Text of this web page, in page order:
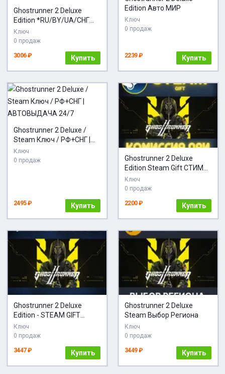
Ghostrunner 2 Deluxe
Edition *RU/BY/UA/СНГ
Steam Auto
Ключ
0 продаж
3006 ₽ Купить
Edition Авто МИР
Ключ
0 продаж
2239 ₽ Купить
Ghostrunner 2 Deluxe /
Steam Ключ / РФ+СНГ |
АВТОВЫДАЧА 24/7
Ключ
0 продаж
2495 ₽ Купить
Ghostrunner 2 Deluxe
Edition Steam Gift СТИМ
ГИФТ ПК
АВТОДОСТАВКА
Ключ
0 продаж
2200 ₽ Купить
Ghostrunner 2 Deluxe
Edition - STEAM GIFT
РОССИЯ
Ключ
0 продаж
3447 ₽ Купить
Ghostrunner 2 Deluxe
Steam Выбор Региона
Ключ
0 продаж
3449 ₽ Купить